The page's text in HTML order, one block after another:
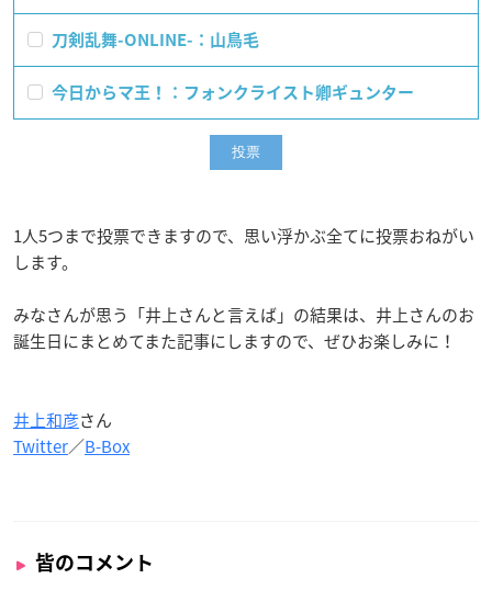
刀剣乱舞-ONLINE-：山鳥毛
今日からマ王！：フォンクライスト卿ギュンター
1人5つまで投票できますので、思い浮かぶ全てに投票おねがい
します。
みなさんが思う「井上さんと言えば」の結果は、井上さんのお
誕生日にまとめてまた記事にしますので、ぜひお楽しみに！
井上和彦さん
Twitter／B-Box
皆のコメント